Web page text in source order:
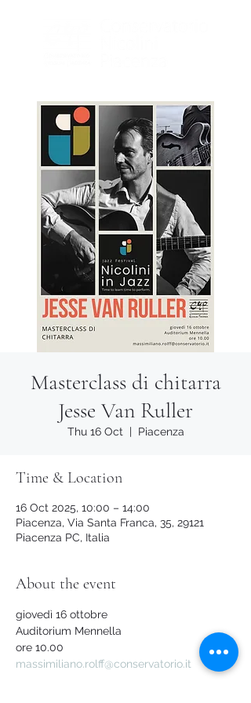
Masterclass di chitarra
Jesse Van Ruller
Thu 16 Oct
  |
Piacenza
Time & Location
16 Oct 2025, 10:00 – 14:00
Piacenza, Via Santa Franca, 35, 29121
Piacenza PC, Italia
About the event
giovedì 16 ottobre
Auditorium Mennella
ore 10.00
massimiliano.rolff@conservatorio.it